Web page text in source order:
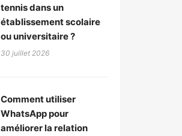
tennis dans un
établissement scolaire
ou universitaire ?
30 juillet 2026
Comment utiliser
WhatsApp pour
améliorer la relation